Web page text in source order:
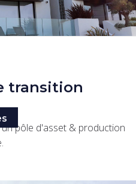
transition
pôle d'asset & production